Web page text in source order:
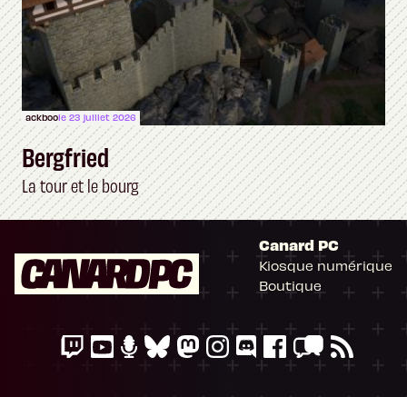
ackboole 23 juillet 2026
Bergfried
La tour et le bourg
Canard PC
Kiosque numérique
Boutique